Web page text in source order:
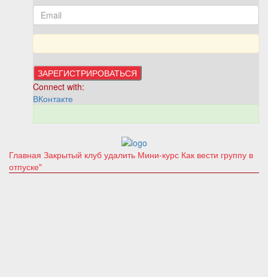
Connect with:
ВКонтакте
Главная Закрытый клуб удалить Мини-курс Как вести группу в
отпуске"